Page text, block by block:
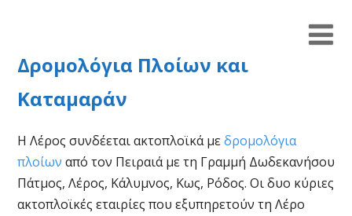
Δρομολόγια Πλοίων και
Καταμαράν
Η Λέρος συνδέεται ακτοπλοϊκά μεδρομολόγια
πλοίων από τον Πειραιά με τη Γραμμή Δωδεκανήσου
Πάτμος, Λέρος, Κάλυμνος, Κως, Ρόδος. Οι δυο κύριες
ακτοπλοϊκές εταιρίες που εξυπηρετούν τη Λέρο